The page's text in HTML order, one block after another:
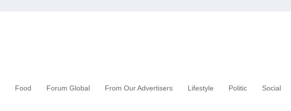
Food Forum Global From Our Advertisers Lifestyle Politic Social